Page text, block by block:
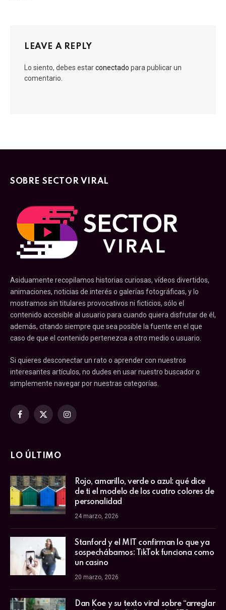
LEAVE A REPLY
Lo siento, debes estarconectado para publicar un
comentario.
SOBRE SECTOR VIRAL
Asiduamente recopilamos historias curiosas, vídeos divertidos,
animaciones, noticias de interés o galerías fotográficas, y lo
mostramos sin titulares provocativos ni ficticios, sólo el
contenido accesible al usuario para cuando quiera disfrutar de él,
además, citando siempre que sea posible la fuente en el que
caso de que el contenido pertenezca a otro medio o usuario.
Si quieres desconectar un rato o aprender con nuestros
interesantes artículos, no dudes en usar nuestro buscador o
simplemente navegar por nuestras categorías.
Facebook
X
Instagram
LO ÚLTIMO
Rojo, amarillo, verde o azul: qué dice
de ti el modelo de los cuatro colores de
personalidad
24 marzo, 2026
Stanford y el MIT confirman lo que ya
sospechábamos: TikTok funciona como
un casino
20 marzo, 2026
Dan Koe y su texto viral sobre “arreglar